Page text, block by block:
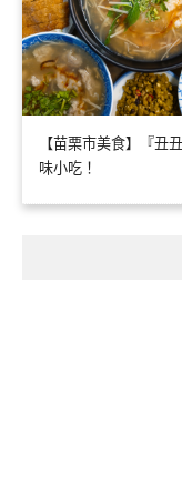
【苗栗市美食】『丑
味小吃！